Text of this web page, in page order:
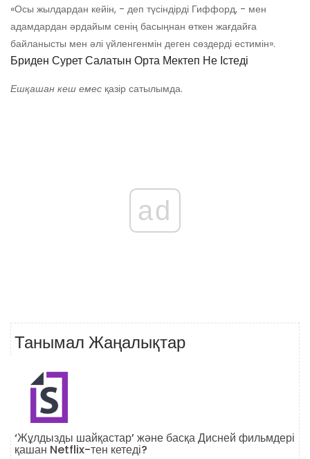
«Осы жылдардан кейін, - деп түсіндірді Гиффорд, - мен
адамдардан әрдайым сенің басыңнан өткен жағдайға
байланысты мен әлі үйленгенмін деген сөздерді естимін».
Бриден Сурет Салатын Орта Мектеп Не Істеді
Ешқашан кеш емес қазір сатылымда.
ad
Танымал Жаңалықтар
‘Жұлдызды шайқастар’ және басқа Дисней фильмдері
қашан Netflix-тен кетеді?